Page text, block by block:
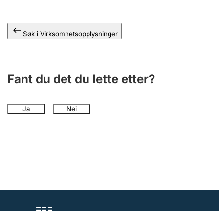
Søk i Virksomhetsopplysninger
Fant du det du lette etter?
Ja Nei